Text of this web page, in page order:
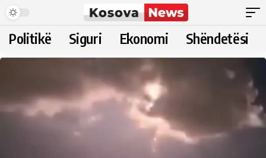
Politikë Siguri Ekonomi Shëndetësi